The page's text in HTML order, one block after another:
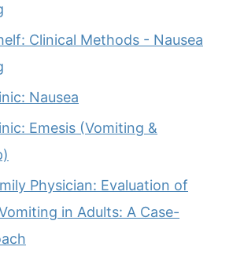
Clinical Methods - Nausea
Nausea
Emesis (Vomiting &
Physician: Evaluation of
in Adults: A Case-